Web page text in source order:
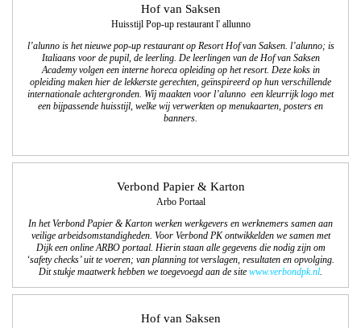
Hof van Saksen
Huisstijl Pop-up restaurant l' allunno
l’alunno is het nieuwe pop-up restaurant op Resort Hof van Saksen. l’alunno; is
Italiaans voor de pupil, de leerling. De leerlingen van de Hof van Saksen
Academy volgen een interne horeca opleiding op het resort. Deze koks in
opleiding maken hier de lekkerste gerechten, geïnspireerd op hun verschillende
internationale achtergronden. Wij maakten voor l’alunno een kleurrijk logo met
een bijpassende huisstijl, welke wij verwerkten op menukaarten, posters en
banners.
Verbond Papier & Karton
Arbo Portaal
In het Verbond Papier & Karton werken werkgevers en werknemers samen aan
veilige arbeidsomstandigheden. Voor Verbond PK ontwikkelden we samen met
Dijk een online ARBO portaal. Hierin staan alle gegevens die nodig zijn om
‘safety checks’ uit te voeren; van planning tot verslagen, resultaten en opvolging.
Dit stukje maatwerk hebben we toegevoegd aan de site www.verbondpk.nl.
Hof van Saksen